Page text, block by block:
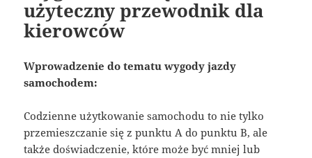
użyteczny przewodnik dla
kierowców
Wprowadzenie do tematu wygody jazdy
samochodem:
Codzienne użytkowanie samochodu to nie tylko
przemieszczanie się z punktu A do punktu B, ale
także doświadczenie, które może być mniej lub